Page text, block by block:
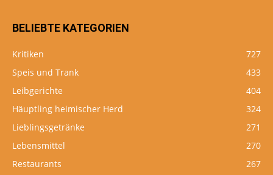
BELIEBTE KATEGORIEN
Kritiken
727
Speis und Trank
433
Leibgerichte
404
Häuptling heimischer Herd
324
Lieblingsgetränke
271
Lebensmittel
270
Restaurants
267